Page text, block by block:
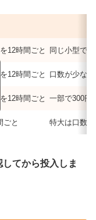
12時間ごと 同じ小型で
12時間ごと 口数が少な
12時間ごと 一部で300円
ごと 特大は口数
てから投入しま